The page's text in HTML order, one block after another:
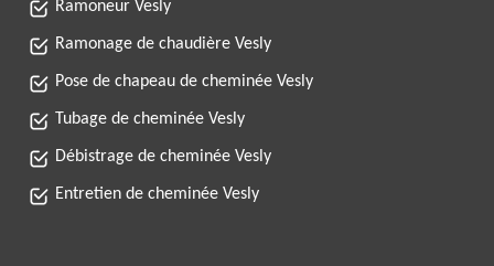
Ramoneur Vesly
Ramonage de chaudière Vesly
Pose de chapeau de cheminée Vesly
Tubage de cheminée Vesly
Débistrage de cheminée Vesly
Entretien de cheminée Vesly